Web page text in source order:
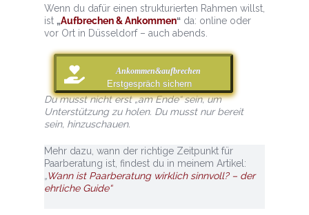
Wenn du dafür einen strukturierten Rahmen willst,
ist „Aufbrechen & Ankommen“ da: online oder
vor Ort in Düsseldorf – auch abends.
Ankommen&aufbrechen
Erstgespräch sichern
Du musst nicht erst „am Ende“ sein, um
Unterstützung zu holen. Du musst nur bereit
sein, hinzuschauen.
Mehr dazu, wann der richtige Zeitpunkt für
Paarberatung ist, findest du in meinem Artikel:
„Wann ist Paarberatung wirklich sinnvoll? – der
ehrliche Guide“